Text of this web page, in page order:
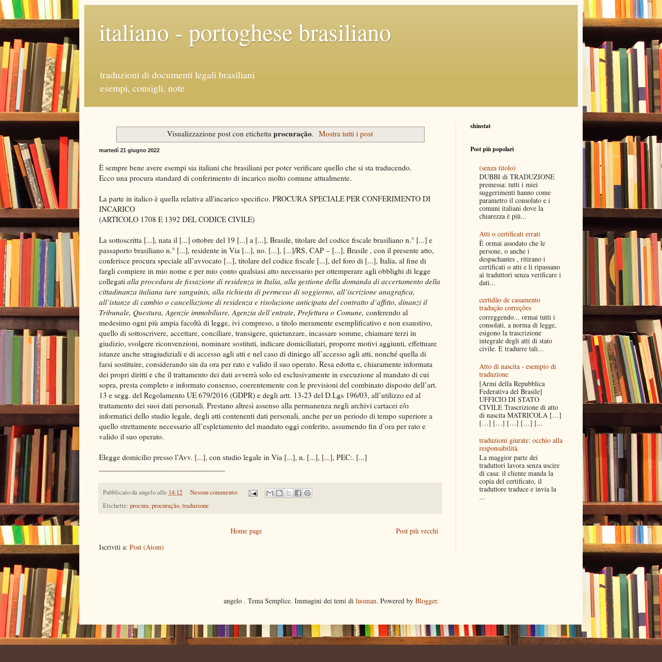
italiano - portoghese brasiliano
traduzioni di documenti legali brasiliani
esempi, consigli, note
Visualizzazione post con etichetta procuração. Mostra tutti i post
martedì 21 giugno 2022
È sempre bene avere esempi sia italiani che brasiliani per poter verificare quello che si sta traducendo.
Ecco una procura standard di conferimento di incarico molto comune attualmente.
La parte in italico è quella relativa all'incarico specifico. PROCURA SPECIALE PER CONFERIMENTO DI
INCARICO
(ARTICOLO 1708 E 1392 DEL CODICE CIVILE)
La sottoscritta [...], nata il [...] ottobre del 19 [...] a [...], Brasile, titolare del codice fiscale brasiliano n.° [...] e
passaporto brasiliano n.° [...], residente in Via [...], no. [...], [...]/RS, CAP – [...], Brasile , con il presente atto,
conferisce procura speciale all’avvocato [...], titolare del codice fiscale [...], del foro di [...], Italia, al fine di
fargli compiere in mio nome e per mio conto qualsiasi atto necessario per ottemperare agli obblighi di legge
collegati alla procedura de fissazione di residenza in Italia, alla gestione della domanda di accertamento della
cittadinanza italiana iure sanguinis, alla richiesta di permesso di soggiorno, all’iscrizione anagrafica,
all’istanze di cambio o cancellazione di residenza e risoluzione anticipata del contratto d’affitto, dinanzi il
Tribunale, Questura, Agenzie immobiliare, Agenzia dell’entrate, Prefettura o Comune, conferendo al
medesimo ogni più ampia facoltà di legge, ivi compreso, a titolo meramente esemplificativo e non esaustivo,
quello di sottoscrivere, accettare, conciliare, transigere, quietanzare, incassare somme, chiamare terzi in
giudizio, svolgere riconvenzioni, nominare sostituti, indicare domiciliatari, proporre motivi aggiunti, effettuare
istanze anche stragiudiziali e di accesso agli atti e nel caso di diniego all’accesso agli atti, nonché quella di
farsi sostituire, considerando sin da ora per rato e valido il suo operato. Resa edotta e, chiaramente informata
dei propri diritti e che il trattamento dei dati avverrà solo ed esclusivamente in esecuzione al mandato di cui
sopra, presta completo e informato consenso, coerentemente con le previsioni del combinato disposto dell’art.
13 e segg. del Regolamento UE 679/2016 (GDPR) e degli artt. 13-23 del D.Lgs 196/03, all’utilizzo ed al
trattamento dei suoi dati personali. Prestano altresì assenso alla permanenza negli archivi cartacei e/o
informatici dello studio legale, degli atti contenenti dati personali, anche per un periodo di tempo superiore a
quello strettamente necessario all’espletamento del mandato oggi conferito, assumendo fin d’ora per rato e
valido il suo operato.
Elegge domicilio presso l’Avv. [...], con studio legale in Via [...], n. [...], [...], PEC:. [...]
Pubblicato daangeloalle 14:12
Nessun commento:
Etichette: procura,procuração,traduzione
Post più vecchi
Home page
Iscriviti a: Post (Atom)
shinstat
Post più popolari
(senza titolo)
DUBBI di TRADUZIONE
premessa: tutti i miei
suggerimenti hanno come
parametro il consolato e i
comuni italiani dove la
chiarezza è più...
Atti o certificati errati
È ormai assodato che le
persone, o anche i
despachantes , ritirano i
certificati o atti e li ripassano
ai traduttori senza verificare i
dati...
certidão de casamento
tradução correções
correggendo... ormai tutti i
consolati, a norma di legge,
esigono la trascrizione
integrale degli atti di stato
civile. E tradurre tali...
Atto di nascita - esempio di
traduzione
[Armi della Repubblica
Federativa del Brasile]
UFFICIO DI STATO
CIVILE Trascrizione di atto
di nascita MATRICOLA […]
[…] […] […] […] [...
traduzioni giurate: occhio alla
responsabilità.
La maggior parte dei
traduttori lavora senza uscire
di casa: il cliente manda la
copia del certificato, il
traduttore traduce e invia la
...
angelo . Tema Semplice. Immagini dei temi di luoman. Powered by Blogger.